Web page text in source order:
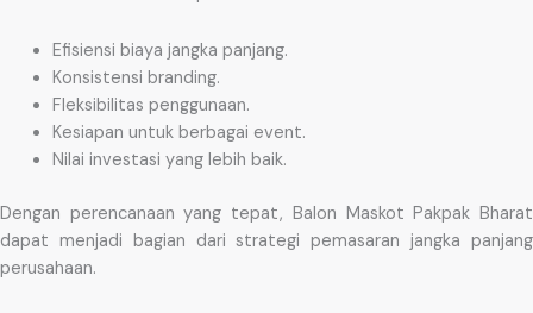
Efisiensi biaya jangka panjang.
Konsistensi branding.
Fleksibilitas penggunaan.
Kesiapan untuk berbagai event.
Nilai investasi yang lebih baik.
Dengan perencanaan yang tepat, Balon Maskot Pakpak Bharat
dapat menjadi bagian dari strategi pemasaran jangka panjang
perusahaan.